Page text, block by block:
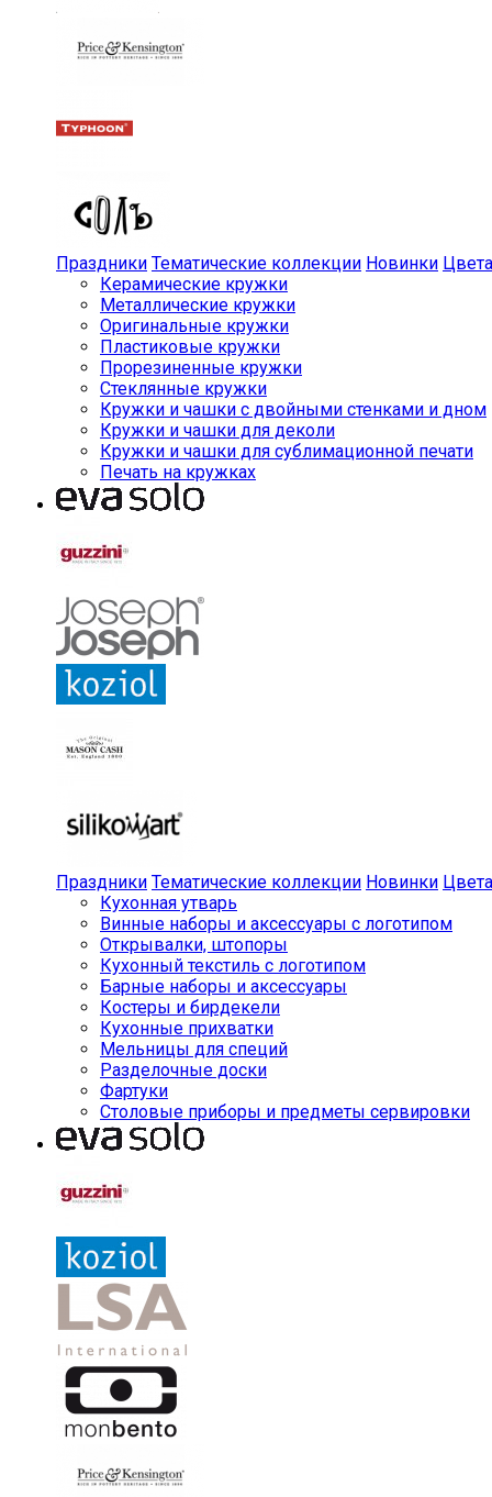
Праздники Тематические коллекции Новинки Цвета
Керамические кружки
Металлические кружки
Оригинальные кружки
Пластиковые кружки
Прорезиненные кружки
Стеклянные кружки
Кружки и чашки с двойными стенками и дном
Кружки и чашки для деколи
Кружки и чашки для сублимационной печати
Печать на кружках
Праздники Тематические коллекции Новинки Цвета
Кухонная утварь
Винные наборы и аксессуары с логотипом
Открывалки, штопоры
Кухонный текстиль с логотипом
Барные наборы и аксессуары
Костеры и бирдекели
Кухонные прихватки
Мельницы для специй
Разделочные доски
Фартуки
Столовые приборы и предметы сервировки